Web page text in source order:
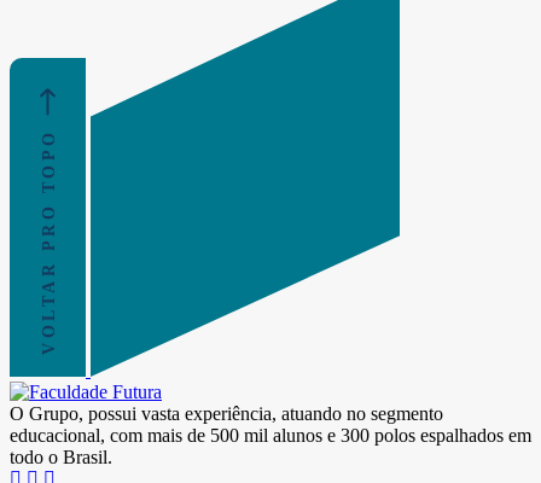
VOLTAR PRO TOPO
O Grupo, possui vasta experiência, atuando no segmento
educacional, com mais de 500 mil alunos e 300 polos espalhados em
todo o Brasil.